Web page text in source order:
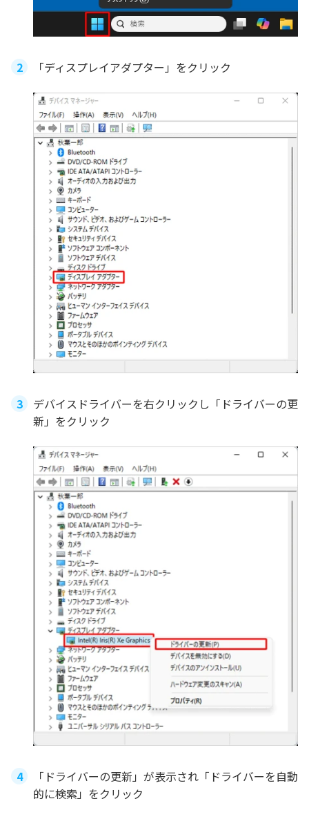
「ディスプレイアダプター」をクリック
デバイスドライバーを右クリックし「ドライバーの更
新」をクリック
「ドライバーの更新」が表示され「ドライバーを自動
的に検索」をクリック